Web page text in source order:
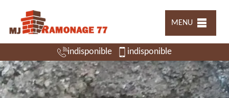
MENU
indisponible indisponible